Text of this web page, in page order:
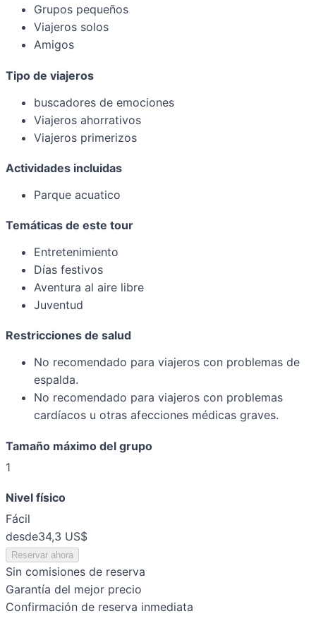
Grupos pequeños
Viajeros solos
Amigos
Tipo de viajeros
buscadores de emociones
Viajeros ahorrativos
Viajeros primerizos
Actividades incluidas
Parque acuatico
Temáticas de este tour
Entretenimiento
Días festivos
Aventura al aire libre
Juventud
Restricciones de salud
No recomendado para viajeros con problemas de
espalda.
No recomendado para viajeros con problemas
cardíacos u otras afecciones médicas graves.
Tamaño máximo del grupo
1
Nivel físico
Fácil
desde34,3 US$
Reservar ahora
Sin comisiones de reserva
Garantía del mejor precio
Confirmación de reserva inmediata